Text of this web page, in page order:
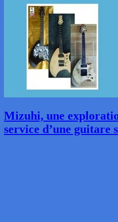
Mizuhi, une
service d’une guitare